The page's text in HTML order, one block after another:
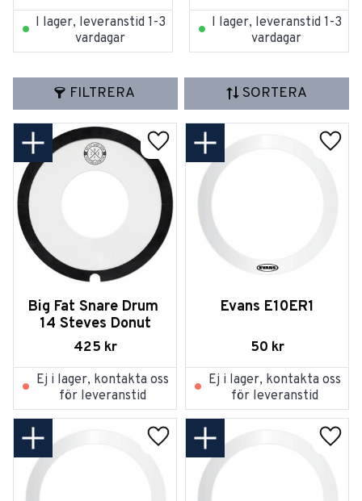
I lager, leveranstid 1-3
vardagar
I lager, leveranstid 1-3
vardagar
FILTRERA SORTERA
Big Fat Snare Drum
14 Steves Donut
425 kr
Lägg till i favoriter
Ej i lager, kontakta oss
för leveranstid
Evans E10ER1
50 kr
Ej i lager, kontakta oss
för leveranstid
Lägg till i favoriter